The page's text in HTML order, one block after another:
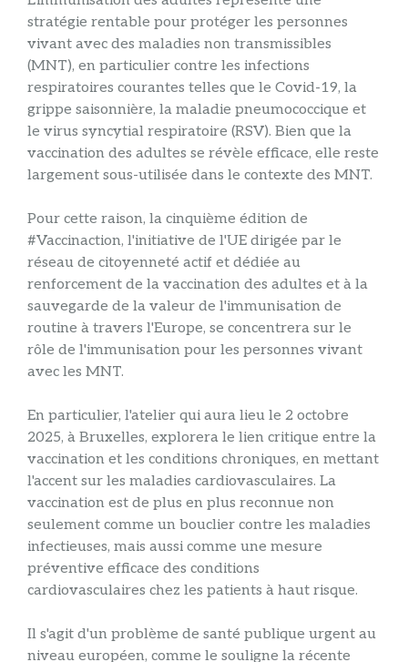
stratégie rentable pour protéger les personnes
vivant avec des maladies non transmissibles
(MNT), en particulier contre les infections
respiratoires courantes telles que le Covid-19, la
grippe saisonnière, la maladie pneumococcique et
le virus syncytial respiratoire (RSV). Bien que la
vaccination des adultes se révèle efficace, elle reste
largement sous-utilisée dans le contexte des MNT.
Pour cette raison, la cinquième édition de
#Vaccinaction, l'initiative de l'UE dirigée par le
réseau de citoyenneté actif et dédiée au
renforcement de la vaccination des adultes et à la
sauvegarde de la valeur de l'immunisation de
routine à travers l'Europe, se concentrera sur le
rôle de l'immunisation pour les personnes vivant
avec les MNT.
En particulier, l'atelier qui aura lieu le 2 octobre
2025, à Bruxelles, explorera le lien critique entre la
vaccination et les conditions chroniques, en mettant
l'accent sur les maladies cardiovasculaires. La
vaccination est de plus en plus reconnue non
seulement comme un bouclier contre les maladies
infectieuses, mais aussi comme une mesure
préventive efficace des conditions
cardiovasculaires chez les patients à haut risque.
Il s'agit d'un problème de santé publique urgent au
niveau européen, comme le souligne la récente